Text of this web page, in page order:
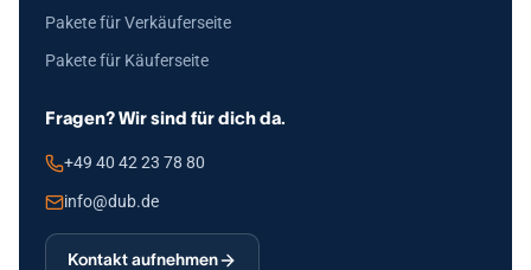
Pakete für Verkäuferseite
Pakete für Käuferseite
Fragen? Wir sind für dich da.
+49 40 42 23 78 80
info@dub.de
Kontakt aufnehmen